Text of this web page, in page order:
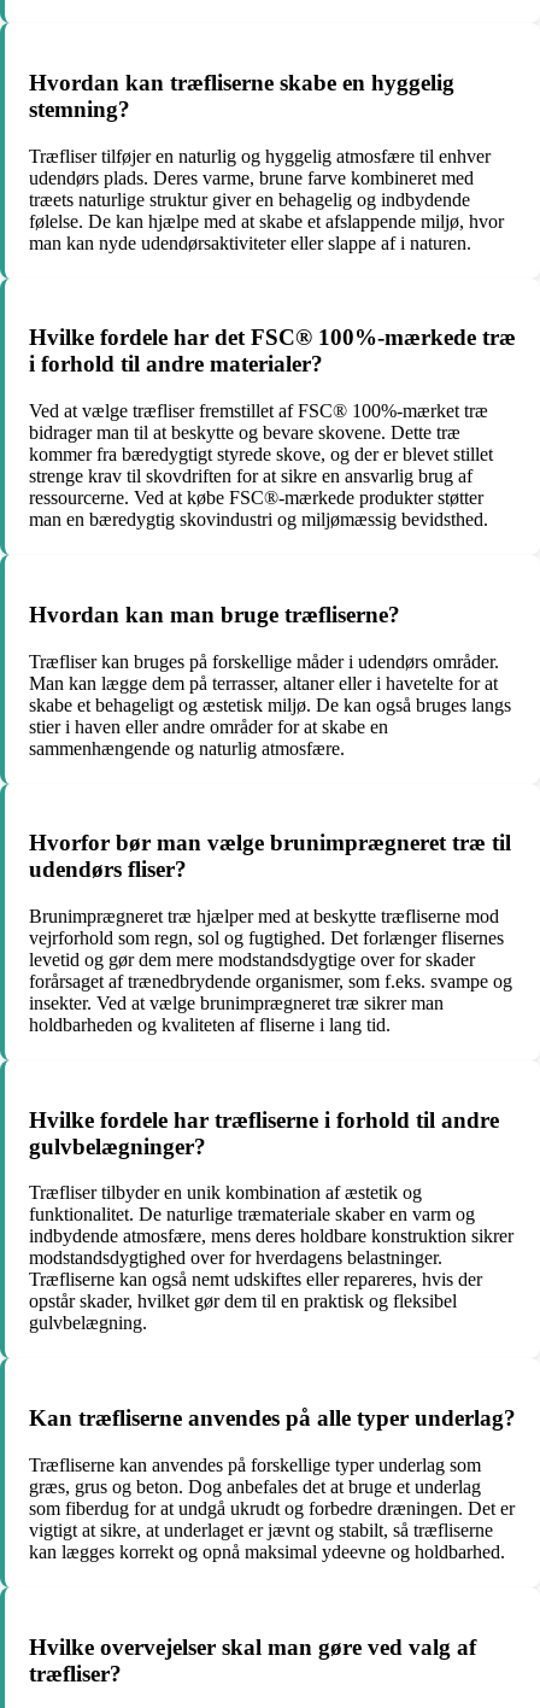
Hvordan kan træfliserne skabe en hyggelig
stemning?
Træfliser tilføjer en naturlig og hyggelig atmosfære til enhver
udendørs plads. Deres varme, brune farve kombineret med
træets naturlige struktur giver en behagelig og indbydende
følelse. De kan hjælpe med at skabe et afslappende miljø, hvor
man kan nyde udendørsaktiviteter eller slappe af i naturen.
Hvilke fordele har det FSC® 100%-mærkede træ
i forhold til andre materialer?
Ved at vælge træfliser fremstillet af FSC® 100%-mærket træ
bidrager man til at beskytte og bevare skovene. Dette træ
kommer fra bæredygtigt styrede skove, og der er blevet stillet
strenge krav til skovdriften for at sikre en ansvarlig brug af
ressourcerne. Ved at købe FSC®-mærkede produkter støtter
man en bæredygtig skovindustri og miljømæssig bevidsthed.
Hvordan kan man bruge træfliserne?
Træfliser kan bruges på forskellige måder i udendørs områder.
Man kan lægge dem på terrasser, altaner eller i havetelte for at
skabe et behageligt og æstetisk miljø. De kan også bruges langs
stier i haven eller andre områder for at skabe en
sammenhængende og naturlig atmosfære.
Hvorfor bør man vælge brunimprægneret træ til
udendørs fliser?
Brunimprægneret træ hjælper med at beskytte træfliserne mod
vejrforhold som regn, sol og fugtighed. Det forlænger flisernes
levetid og gør dem mere modstandsdygtige over for skader
forårsaget af trænedbrydende organismer, som f.eks. svampe og
insekter. Ved at vælge brunimprægneret træ sikrer man
holdbarheden og kvaliteten af fliserne i lang tid.
Hvilke fordele har træfliserne i forhold til andre
gulvbelægninger?
Træfliser tilbyder en unik kombination af æstetik og
funktionalitet. De naturlige træmateriale skaber en varm og
indbydende atmosfære, mens deres holdbare konstruktion sikrer
modstandsdygtighed over for hverdagens belastninger.
Træfliserne kan også nemt udskiftes eller repareres, hvis der
opstår skader, hvilket gør dem til en praktisk og fleksibel
gulvbelægning.
Kan træfliserne anvendes på alle typer underlag?
Træfliserne kan anvendes på forskellige typer underlag som
græs, grus og beton. Dog anbefales det at bruge et underlag
som fiberdug for at undgå ukrudt og forbedre dræningen. Det er
vigtigt at sikre, at underlaget er jævnt og stabilt, så træfliserne
kan lægges korrekt og opnå maksimal ydeevne og holdbarhed.
Hvilke overvejelser skal man gøre ved valg af
træfliser?